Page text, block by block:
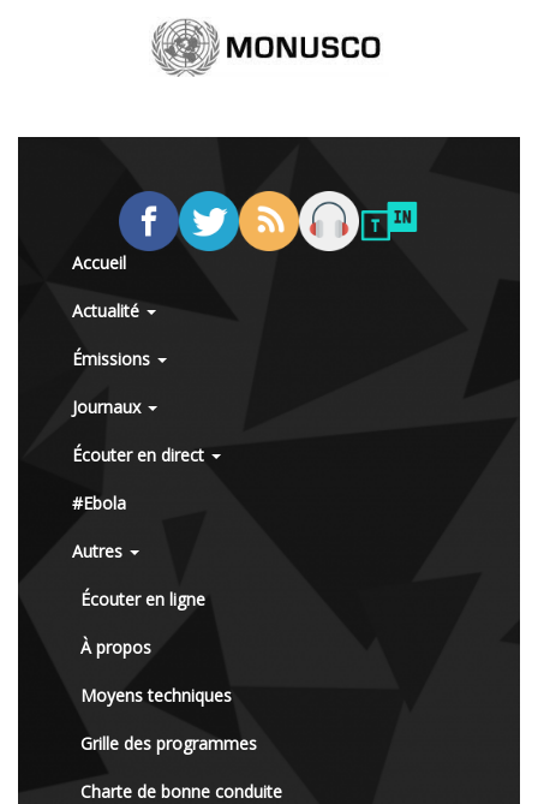
Accueil
Actualité
Émissions
Journaux
Écouter en direct
#Ebola
Autres
Écouter en ligne
À propos
Moyens techniques
Grille des programmes
Charte de bonne conduite